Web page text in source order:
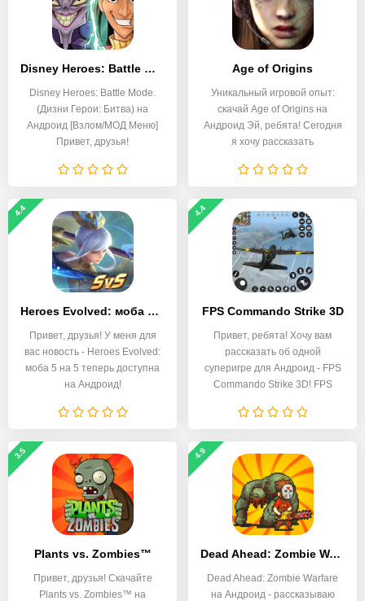
Disney Heroes: Battle Mode
Disney Heroes: Battle Mode.
(Дизни Герои: Битва) на
Андроид [Взлом/МОД Меню]
Привет, друзья!
Age of Origins
Уникальный игровой опыт:
скачай Age of Origins на
Андроид Эй, ребята! Сегодня
я хочу рассказать
4.4
Heroes Evolved: моба 5 на 5
Привет, друзья! У меня для
вас новость - Heroes Evolved:
моба 5 на 5 теперь доступна
на Андроид!
4.4
FPS Commando Strike 3D
Привет, ребята! Хочу вам
рассказать об одной
суперигре для Андроид - FPS
Commando Strike 3D! FPS
3.5
Plants vs. Zombies™
Привет, друзья! Скачайте
Plants vs. Zombies™ на
4.9
Dead Ahead: Zombie Warfare
Dead Ahead: Zombie Warfare
на Андроид - рассказываю